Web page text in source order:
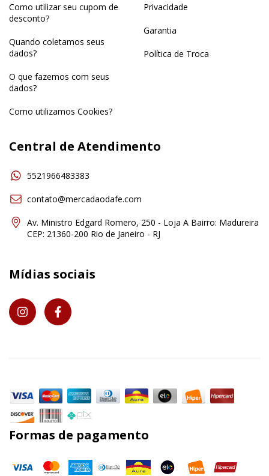
Como utilizar seu cupom de
desconto?
Quando coletamos seus
dados?
O que fazemos com seus
dados?
Como utilizamos Cookies?
Privacidade
Garantia
Política de Troca
Central de Atendimento
5521966483383
contato@mercadaodafe.com
Av. Ministro Edgard Romero, 250 - Loja A Bairro: Madureira
CEP: 21360-200 Rio de Janeiro - RJ
Mídias sociais
Formas de pagamento